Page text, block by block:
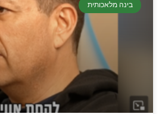
בינה מלאכותית